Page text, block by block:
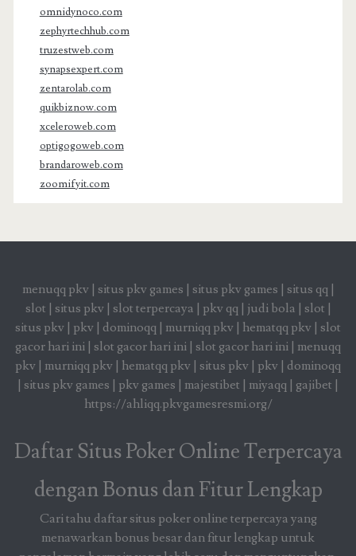
omnidynoco.com
zephyrtechhub.com
truzestweb.com
synapsexpert.com
zentarolab.com
quikbiznow.com
xceleroweb.com
optigogoweb.com
brandaroweb.com
zoomifyit.com
menuqq pkv| situs pkv games | situs pkv games | situs qq |
slot | situs pkv| slot terpercaya | pkv qq | judi bola | slot |
situs pkv | pkv | dominoqq | murniqq pkv | hematqq pkv | slot
gacor hari ini | slot gacor hari ini | slot gacor hari ini | menuqq
pkv | murniqq pkv | hematqq pkv | situs pkv | pkv | dominoqq
| situs pkv games | pkv games | majestibet | miyaqq | gajibet |
https://ahliqq.pkvgamesresmi.org/
Daftar Situs Poker Online Terpercaya
dengan Bonus dan Fitur Lengkap
Cari tahu daftar situs poker online terpercaya yang
menawarkan bonus besar dan fitur lengkap untuk